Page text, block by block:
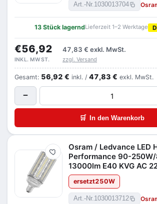
Art.-Nr.1030013704
13 Stück lagerndLieferzeit 1–2 Werktage D
€56,92 47,83 € exkl. MwSt.
INKL. MWST. zzgl. Versand
Gesamt: 56,92 € inkl. / 47,83 € exkl. MwSt.
−
🛒 In den Warenkorb
Merken
Osram / Ledvance LED
Performance 90-
13000lm E40 KVG AC
ersetzt250W
Art.-Nr.1030013712